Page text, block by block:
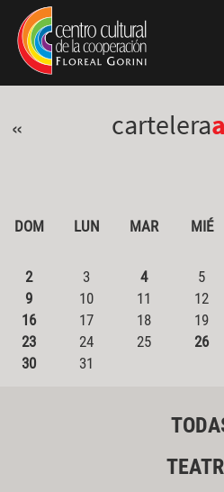
Pasar al contenido principal
Jump to main content
« cartelera
DOM LUN MAR MIÉ
2
3 4 5
9
10 11 12
16
17 18 19
23
24 25 26
30
31